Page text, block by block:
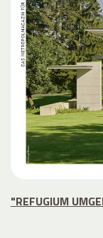
"REFUGIUM